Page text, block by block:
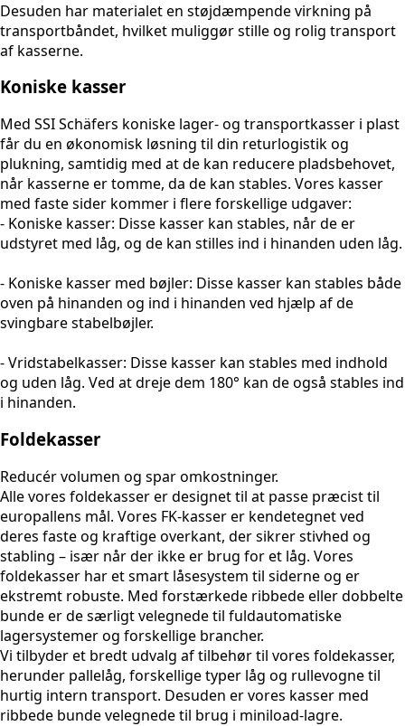
Desuden har materialet en støjdæmpende virkning på
transportbåndet, hvilket muliggør stille og rolig transport
af kasserne.
Koniske kasser
Med SSI Schäfers koniske lager- og transportkasser i plast
får du en økonomisk løsning til din returlogistik og
plukning, samtidig med at de kan reducere pladsbehovet,
når kasserne er tomme, da de kan stables. Vores kasser
med faste sider kommer i flere forskellige udgaver:
- Koniske kasser: Disse kasser kan stables, når de er
udstyret med låg, og de kan stilles ind i hinanden uden låg.
- Koniske kasser med bøjler: Disse kasser kan stables både
oven på hinanden og ind i hinanden ved hjælp af de
svingbare stabelbøjler.
- Vridstabelkasser: Disse kasser kan stables med indhold
og uden låg. Ved at dreje dem 180° kan de også stables ind
i hinanden.
Foldekasser
Reducér volumen og spar omkostninger.
Alle vores foldekasser er designet til at passe præcist til
europallens mål. Vores FK-kasser er kendetegnet ved
deres faste og kraftige overkant, der sikrer stivhed og
stabling – især når der ikke er brug for et låg. Vores
foldekasser har et smart låsesystem til siderne og er
ekstremt robuste. Med forstærkede ribbede eller dobbelte
bunde er de særligt velegnede til fuldautomatiske
lagersystemer og forskellige brancher.
Vi tilbyder et bredt udvalg af tilbehør til vores foldekasser,
herunder pallelåg, forskellige typer låg og rullevogne til
hurtig intern transport. Desuden er vores kasser med
ribbede bunde velegnede til brug i miniload-lagre.